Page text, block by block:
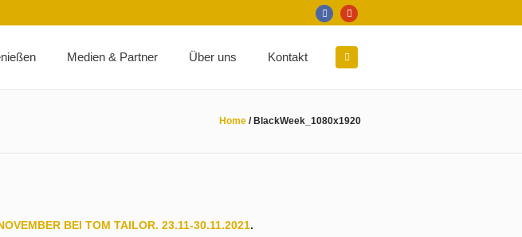
Medien & Partner Über uns Kontakt
Home / BlackWeek_1080x1920
BEI TOM TAILOR. 23.11-30.11.2021.